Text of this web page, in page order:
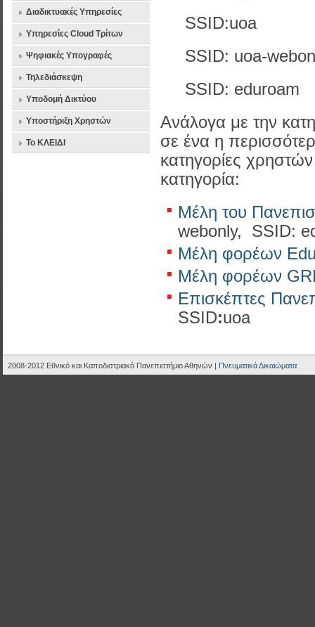
Διαδικτυακές Υπηρεσίες
Υπηρεσίες Cloud Τρίτων
Ψηφιακές Υπογραφές
Τηλεδιάσκεψη
Υποδομή Δικτύου
Υποστήριξη Χρηστών
Το ΚΛΕΙΔΙ
SSID:uoa
SSID: uoa-
SSID: eduroam
Ανάλογα με την
σε ένα η
κατηγορίες
κατηγορία:
Μέλη του
webonly, SSID:
Μέλη φορέων
Μέλη φορέων
Επισκέπτες
SSID:uoa
2008-2012 Εθνικό και Καποδιστριακό Πανεπιστήμιο Αθηνών | Πνευματικά Δικαιώματα